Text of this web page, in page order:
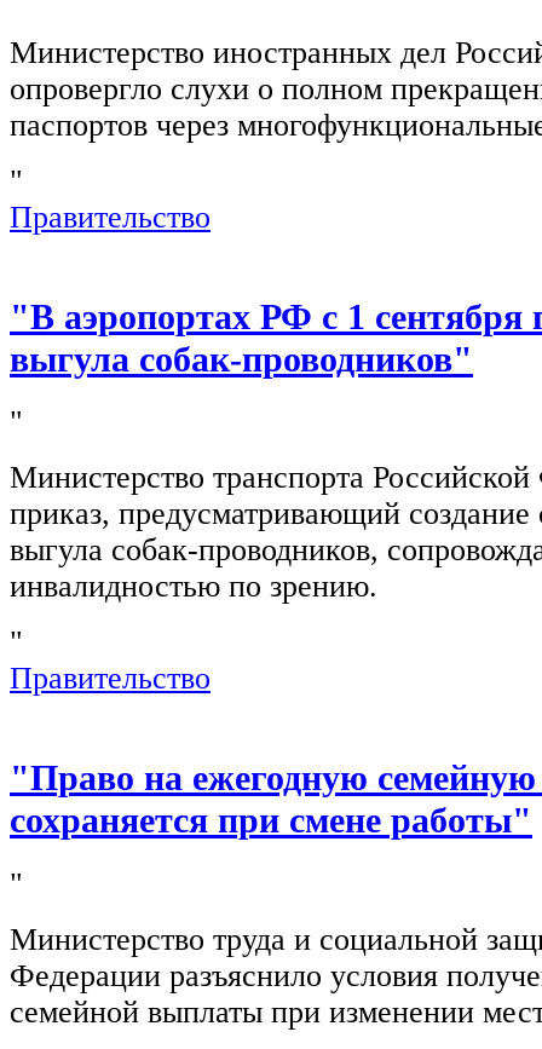
Министерство иностранных дел
опровергло слухи о полном
паспортов через
"
Правительство
"В аэропортах РФ с 1 сентября
выгула собак-проводников"
"
Министерство транспорта
приказ, предусматривающий создание
выгула собак-проводников,
инвалидностью по зрению.
"
Правительство
"Право на ежегодную
сохраняется при смене работы"
"
Министерство труда и социальной
Федерации разъяснило условия
семейной выплаты при изменении